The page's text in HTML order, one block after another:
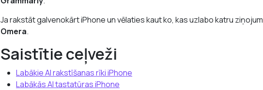
Ja rakstāt galvenokārt iPhone un vēlaties kaut ko, kas uzlabo katru
Omera.
Saistītie ceļveži
Labākie AI rakstīšanas rīki iPhone
Labākās AI tastatūras iPhone